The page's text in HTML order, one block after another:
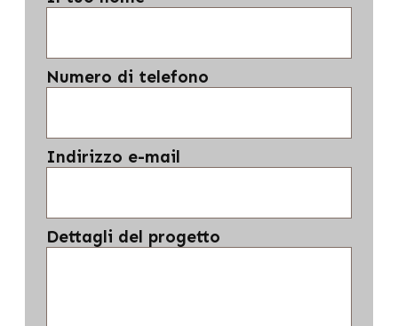
Numero di telefono
Indirizzo e-mail
Dettagli del progetto